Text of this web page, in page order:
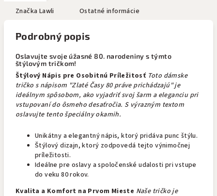
Značka Lawli Ostatné informácie
Podrobný popis
Oslavujte svoje úžasné 80. narodeniny s týmto
štýlovým tričkom!
Štýlový Nápis pre Osobitnú Príležitosť Toto dámske
tričko s nápisom "Zlaté Časy 80 práve prichádzajú" je
ideálnym spôsobom, ako vyjadriť svoj šarm a eleganciu pri
vstupovaní do ôsmeho desaťročia. S výrazným textom
oslavujte tento špeciálny okamih.
Unikátny a elegantný nápis, ktorý pridáva punc štýlu.
Štýlový dizajn, ktorý zodpovedá tejto výnimočnej
príležitosti.
Ideálne pre oslavy a spoločenské udalosti pri vstupe
do veku 80 rokov.
Kvalita a Komfort na Prvom Mieste Naše tričko je